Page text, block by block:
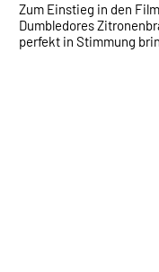
Zum Einstieg in den
Dumbledores
perfekt in Stimmung